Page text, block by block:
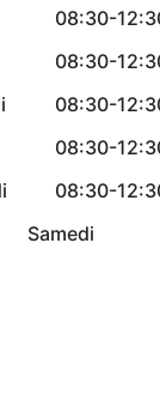
08:30-
08:30-
08:30-
08:30-
08:30-
Samedi